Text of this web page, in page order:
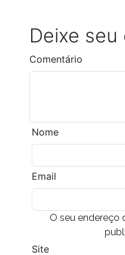
Deixe
Comentário
Nome
Email
O seu endereço
Site